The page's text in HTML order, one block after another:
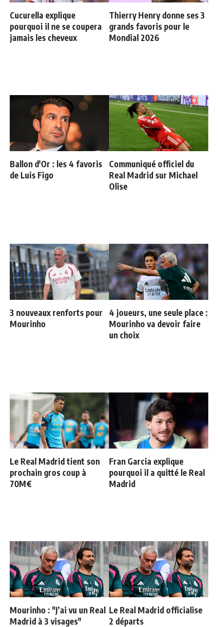
Cucurella explique
pourquoi il ne se coupera
jamais les cheveux
Thierry Henry donne ses 3
grands favoris pour le
Mondial 2026
Ballon d'Or : les 4 favoris
de Luis Figo
Communiqué officiel du
Real Madrid sur Michael
Olise
3 nouveaux renforts pour
Mourinho
4 joueurs, une seule place :
Mourinho va devoir faire
un choix
Le Real Madrid tient son
prochain gros coup à
70M€
Fran Garcia explique
pourquoi il a quitté le Real
Madrid
Mourinho : "J’ai vu un Real
Madrid à 3 visages"
Le Real Madrid officialise
2 départs